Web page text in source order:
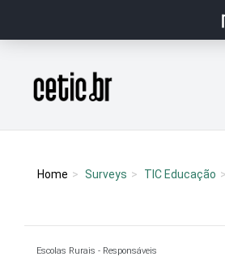
Página inicial
Home Surveys TIC Educação
Escolas Rurais - Responsáveis